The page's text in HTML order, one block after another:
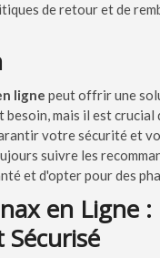
de retour et de
ligne peut offrir une
besoin, mais il est crucial
votre sécurité et
suivre les
et d'opter pour des
en Ligne :